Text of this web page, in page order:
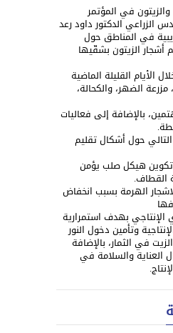
في المؤتمر
الزراعي الدكتور داود رعد
في المناطق حول
أشجار الزيتون بشقّيها
الأيام القليلة الماضية
الضهر، والكحالة،
بالإضافة إلى فعاليات
حول أشكال تقليم
هيكل صلب يؤمن
القطاف.
الهرمة بسبب انخفاض
الإنتاجي بهدف استمرارية
وتأمين دخول النور
في الثمار، بالإضافة
العناية والسلامة في